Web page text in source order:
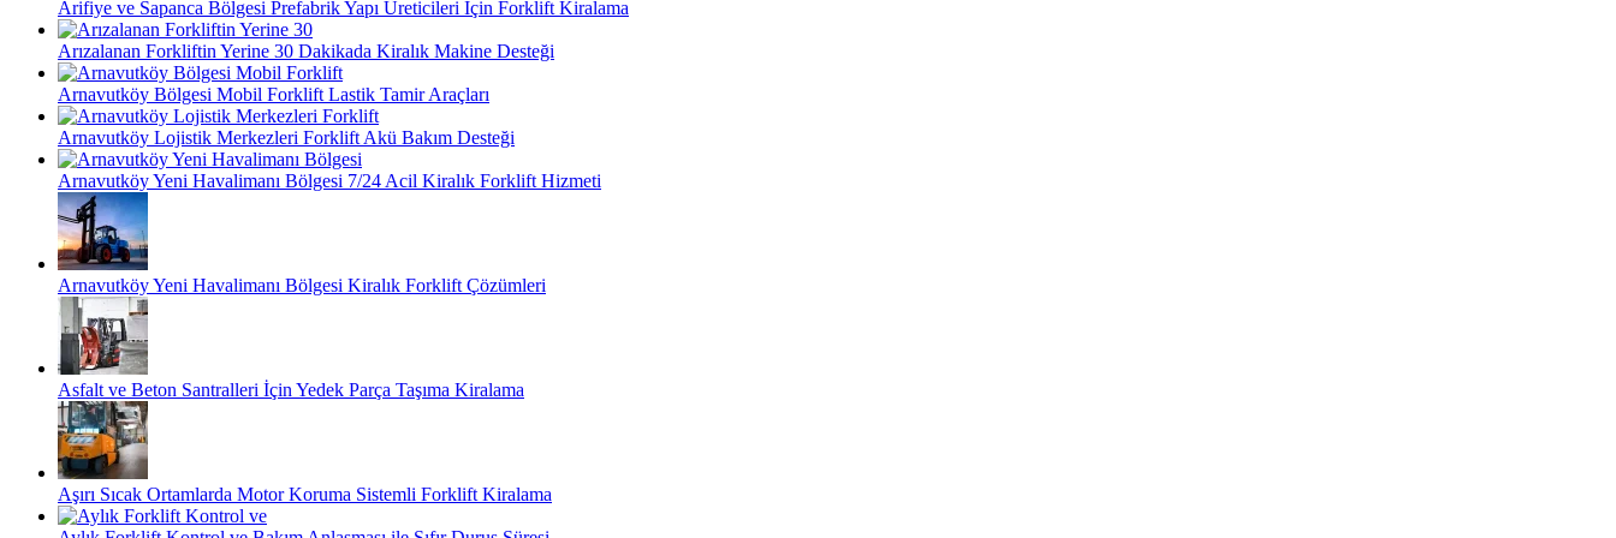
Arifiye ve Sapanca Bölgesi Prefabrik Yapı Üreticileri İçin Forklift Kiralama
Arızalanan Forkliftin Yerine 30 Dakikada Kiralık Makine Desteği
Arnavutköy Bölgesi Mobil Forklift Lastik Tamir Araçları
Arnavutköy Lojistik Merkezleri Forklift Akü Bakım Desteği
Arnavutköy Yeni Havalimanı Bölgesi 7/24 Acil Kiralık Forklift Hizmeti
Arnavutköy Yeni Havalimanı Bölgesi Kiralık Forklift Çözümleri
Asfalt ve Beton Santralleri İçin Yedek Parça Taşıma Kiralama
Aşırı Sıcak Ortamlarda Motor Koruma Sistemli Forklift Kiralama